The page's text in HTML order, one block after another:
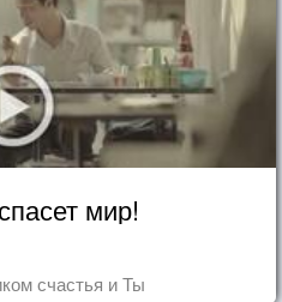
мир!
счастья и Ты